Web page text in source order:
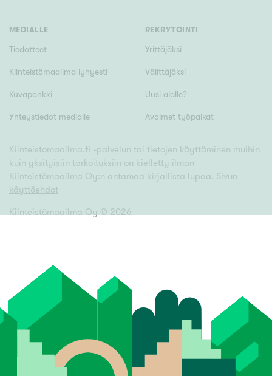
MEDIALLE
Tiedotteet
Kiinteistömaailma lyhyesti
Kuvapankki
Yhteystiedot medialle
REKRYTOINTI
Yrittäjäksi
Välittäjäksi
Uusi alalle?
Avoimet työpaikat
Kiinteistomaailma.fi -palvelun tai tietojen käyttäminen muihin
kuin yksityisiin tarkoituksiin on kielletty ilman
Kiinteistömaailma Oy:n antamaa kirjallista lupaa. Sivun
käyttöehdot
Kiinteistömaailma Oy © 2026